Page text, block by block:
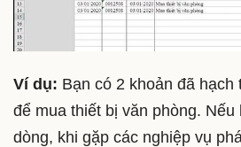
Ví dụ: Bạn có 2 khoản đã hạch
để mua thiết bị văn phòng. Nếu
dòng, khi gặp các nghiệp vụ